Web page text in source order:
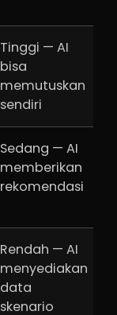
Tinggi — AI
bisa
memutuskan
sendiri
Sedang — AI
memberikan
rekomendasi
Rendah — AI
menyediakan
data
skenario